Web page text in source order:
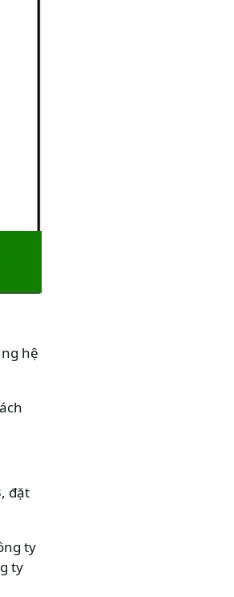
hệ
đặt
ty
ty